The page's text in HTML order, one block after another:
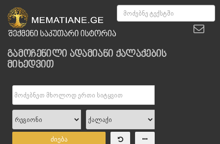
გამოჩენილი ადამიანი ქალაქების
მიხედვით
ძიება